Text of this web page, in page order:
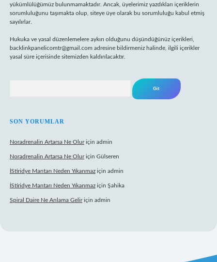
yükümlülüğümüz bulunmamaktadır. Ancak, üyelerimiz yazdıkları içeriklerin
sorumluluğunu taşımakta olup, siteye üye olarak bu sorumluluğu kabul etmiş
sayılırlar.
Hukuka ve yasal düzenlemelere aykırı olduğunu düşündüğünüz içerikleri,
backlinkpanelicomtr@gmail.com adresine bildirmeniz halinde, ilgili içerikler
yasal süre içerisinde sitemizden kaldırılacaktır.
SON YORUMLAR
Noradrenalin Artarsa Ne Oluriçin admin
Noradrenalin Artarsa Ne Oluriçin Gülseren
İStiridye Mantarı Neden Yıkanmaz için admin
İStiridye Mantarı Neden Yıkanmaz için Şahika
Spiral Daire Ne Anlama Geliriçin admin